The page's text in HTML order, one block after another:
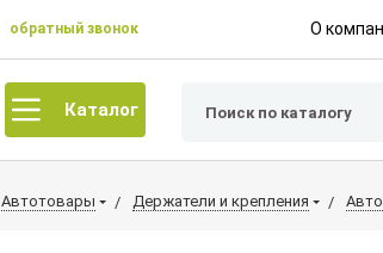
обратный звонок О
Каталог
Автотовары Держатели и крепления